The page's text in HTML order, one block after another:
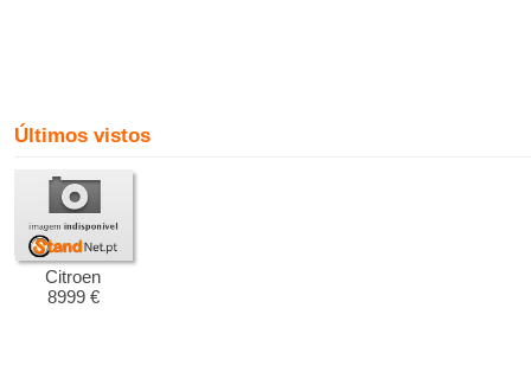
Últimos vistos
Citroen
8999 €